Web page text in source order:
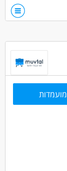
בכתב ובעל